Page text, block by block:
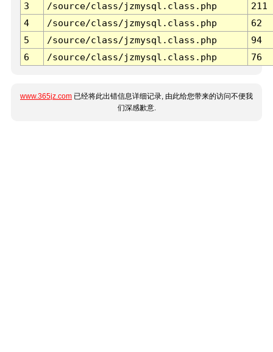
3 /source/class/jzmysql.class.php
211
4
/source/class/jzmysql.class.php
62
5
/source/class/jzmysql.class.php
94
6
/source/class/jzmysql.class.php 76
www.365jz.com 已经将此出错信息详细记录, 由此给您带来的访问不便我
们深感歉意.